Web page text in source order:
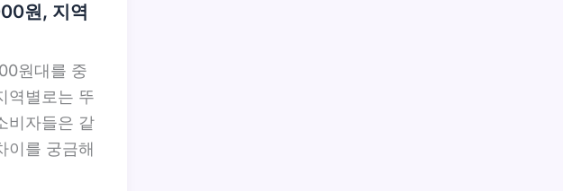
원, 지역
원대를 중
역별로는 뚜
비자들은 같
이를 궁금해